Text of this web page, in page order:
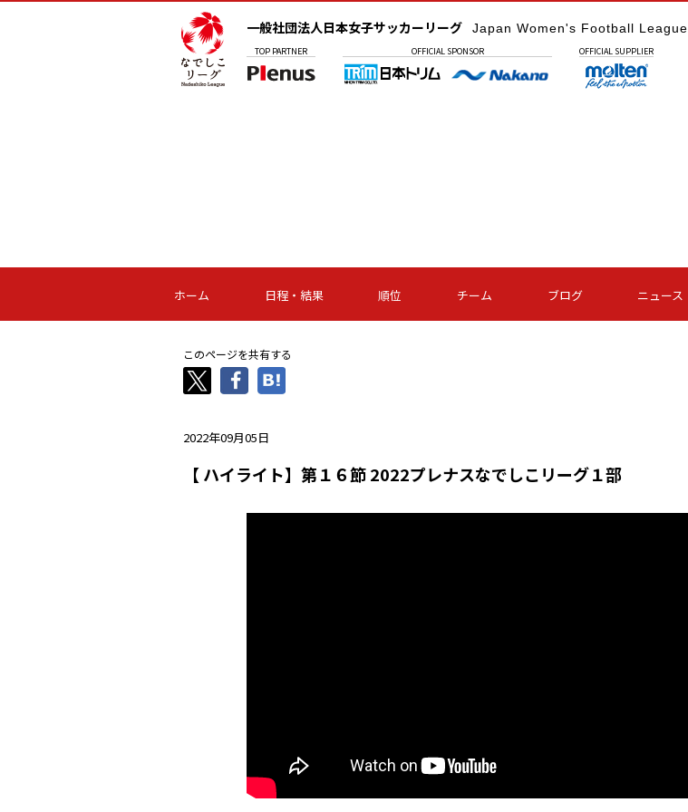
一般社団法人日本女子サッカーリーグ Japan Women's Football League
TOP PARTNER OFFICIAL SPONSOR OFFICIAL SUPPLIER
ホーム 日程・結果 順位 チーム ブログ ニュース
このページを共有する
2022年09月05日
【 ハイライト】第１６節 2022プレナスなでしこリーグ１部